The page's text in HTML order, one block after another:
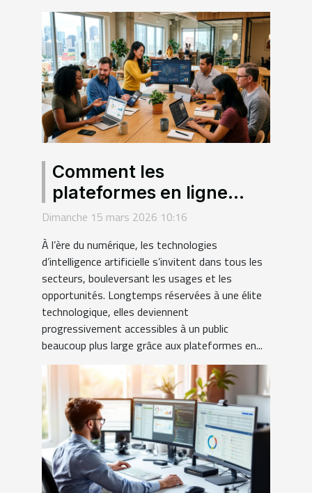
Comment les
plateformes en ligne
démocratisent-elles
d'IA ?
Dimanche 15 mars 2026 10:16
À l’ère du numérique, les technologies
d’intelligence artificielle s’invitent dans tous les
secteurs, bouleversant les usages et les
opportunités. Longtemps réservées à une élite
technologique, elles deviennent
progressivement accessibles à un public
beaucoup plus large grâce aux plateformes en...